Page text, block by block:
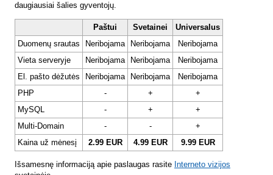
daugiausiai šalies gyventojų.
Paštui Svetainei
Universalus
Duomenų srautas
Neribojama Neribojama
Neribojama
Vieta serveryje
Neribojama Neribojama
Neribojama
El. pašto dėžutės
Neribojama Neribojama
Neribojama
PHP
- +
+
MySQL
- +
+
Multi-Domain
- -
+
Kaina už mėnesį
2.99 EUR 4.99 EUR 9.99 EUR
Išsamesnę informaciją apie paslaugas rasite Interneto vizijos